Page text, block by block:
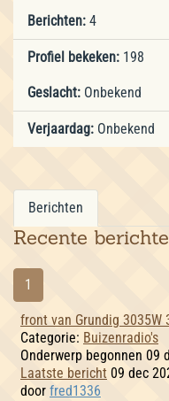
Berichten: 4
Profiel bekeken: 198
Geslacht: Onbekend
Verjaardag: Onbekend
Berichten
Recente
1
front van Grundig 3035W
Categorie: Buizenradio's
Onderwerp begonnen 09
Laatste bericht 09 dec
door fred1336